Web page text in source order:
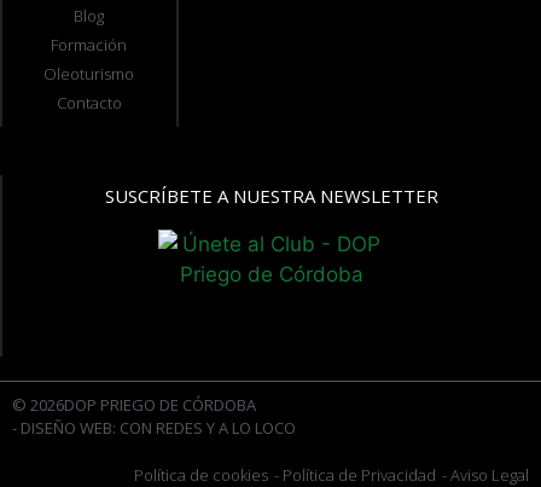
Blog
Formación
Oleoturismo
Contacto
SUSCRÍBETE A NUESTRA NEWSLETTER
© 2026DOP PRIEGO DE CÓRDOBA
- DISEÑO WEB: CON REDES Y A LO LOCO
Política de cookies - Política de Privacidad - Aviso Legal